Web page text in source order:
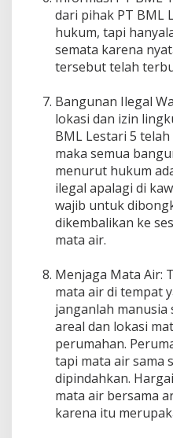
dari pihak PT BML
hukum, tapi
semata karena
tersebut telah
Bangunan Ilegal
lokasi dan izin
BML Lestari 5
maka semua
menurut hukum
ilegal apalagi di
wajib untuk
dikembalikan ke
mata air.
Menjaga Mata Air:
mata air di tempat
janganlah manusia
areal dan lokasi
perumahan.
tapi mata air sama
dipindahkan.
mata air bersama
karena itu